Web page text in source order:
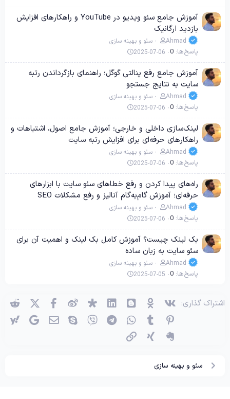
آموزش جامع سئو ویدیو در YouTube و راهکارهای افزایش
بازدید ارگانیک
Ahmad سئو و بهینه سازی
پاسخ‌ها 0
2025-07-06
آموزش جامع رفع پنالتی گوگل؛ راهنمای بازگرداندن رتبه
سایت به نتایج جستجو
Ahmad سئو و بهینه سازی
پاسخ‌ها 0
2025-07-06
لینک‌سازی داخلی و خارجی؛ آموزش جامع اصول، اشتباهات و
راهکارهای حرفه‌ای برای افزایش رتبه سایت
Ahmad سئو و بهینه سازی
پاسخ‌ها 0
2025-07-06
راه‌های پیدا کردن و رفع خطاهای سئو سایت با ابزارهای
حرفه‌ای؛ آموزش گام‌به‌گام آنالیز و رفع مشکلات SEO
Ahmad سئو و بهینه سازی
پاسخ‌ها 0
2025-07-06
بک لینک چیست؟ آموزش کامل بک لینک و اهمیت آن برای
سئو سایت به زبان ساده
Ahmad سئو و بهینه سازی
پاسخ‌ها 0
2025-07-05
اشتراک گذاری: وی‌کی اوکی (OK) بلاگر لینکدین دیاسپورا ویبو فیسبوک
X (توئیتر)
پینترست Tumblr واتساپ تلگرام وایبر اسکایپ ایمیل گوگل
اِورنُت
زینگ
سئو و بهینه سازی